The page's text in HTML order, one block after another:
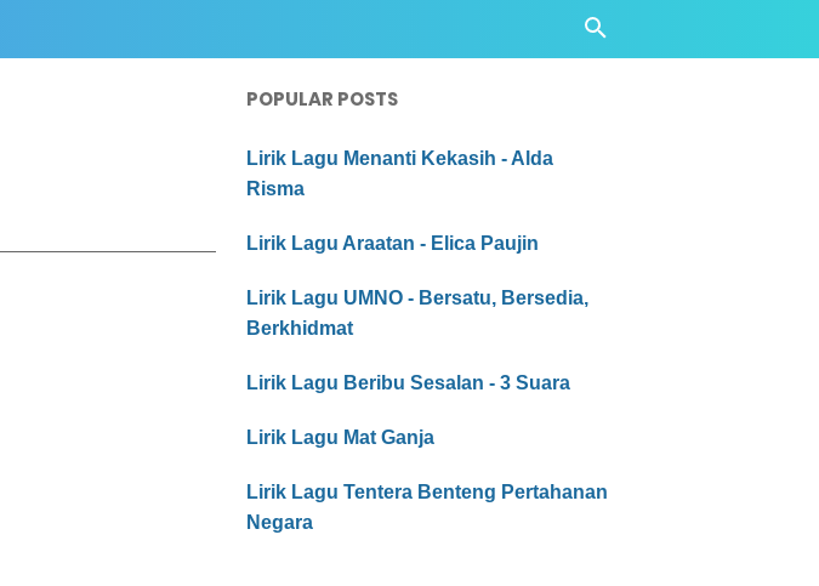
POPULAR POSTS
Lirik Lagu Menanti Kekasih - Alda
Risma
Lirik Lagu Araatan - Elica Paujin
Lirik Lagu UMNO - Bersatu, Bersedia,
Berkhidmat
Lirik Lagu Beribu Sesalan - 3 Suara
Lirik Lagu Mat Ganja
Lirik Lagu Tentera Benteng Pertahanan
Negara